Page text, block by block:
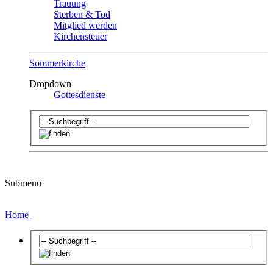
Trauung
Sterben & Tod
Mitglied werden
Kirchensteuer
Sommerkirche
Dropdown
Gottesdienste
Submenu
Home